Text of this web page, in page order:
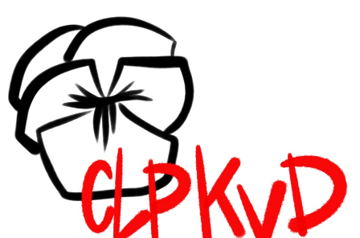
contenu